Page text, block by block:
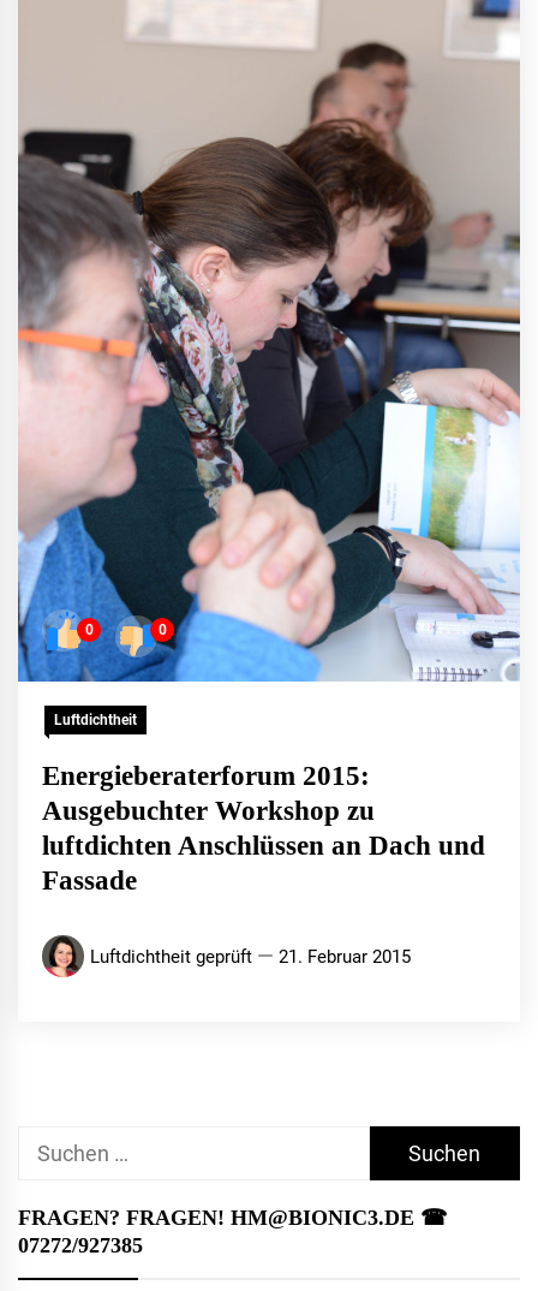
0 0
Luftdichtheit
Energieberaterforum 2015:
Ausgebuchter Workshop zu
luftdichten Anschlüssen an Dach und
Fassade
Luftdichtheit geprüft 21. Februar 2015
Suchen
FRAGEN? FRAGEN! HM@BIONIC3.DE ☎︎
07272/927385